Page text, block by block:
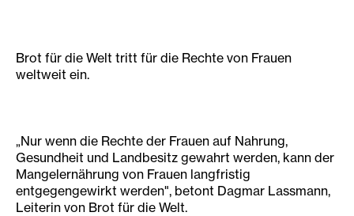
Brot für die Welt tritt für die Rechte von Frauen
weltweit ein.
„Nur wenn die Rechte der Frauen auf Nahrung,
Gesundheit und Landbesitz gewahrt werden, kann der
Mangelernährung von Frauen langfristig
entgegengewirkt werden", betont Dagmar Lassmann,
Leiterin von Brot für die Welt.